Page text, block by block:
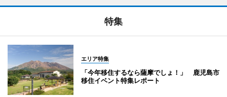
特集
エリア特集
「今年移住するなら薩摩でしょ！」 鹿児島市
移住イベント特集レポート